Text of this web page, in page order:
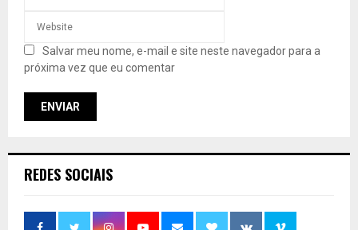
Salvar meu nome, e-mail e site neste navegador para a
próxima vez que eu comentar
REDES SOCIAIS